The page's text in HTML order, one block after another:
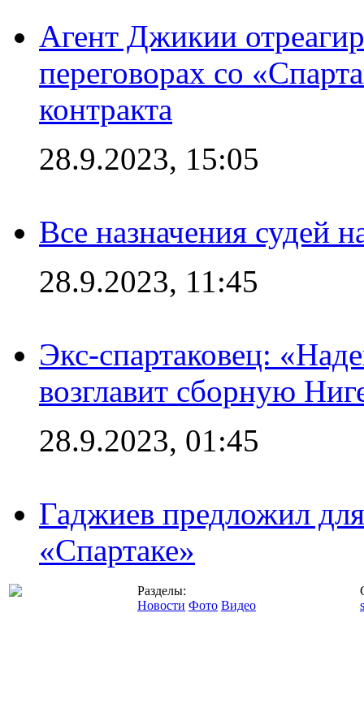
Агент Джикии
переговорах со
контракта
28.9.2023, 15:05
Все назначения судей
28.9.2023, 11:45
Экс-спартаковец:
возглавит сборную
28.9.2023, 01:45
Гаджиев предложил
«Спартаке»
Разделы:
Новости Фото Видео